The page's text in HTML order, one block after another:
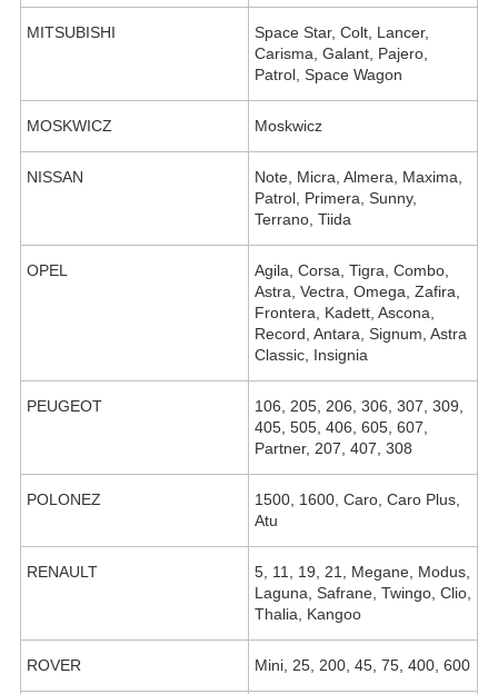
MITSUBISHI
Space Star, Colt, Lancer,
Carisma, Galant, Pajero,
Patrol, Space Wagon
MOSKWICZ Moskwicz
NISSAN
Note, Micra, Almera, Maxima,
Patrol, Primera, Sunny,
Terrano, Tiida
OPEL
Agila, Corsa, Tigra, Combo,
Astra, Vectra, Omega, Zafira,
Frontera, Kadett, Ascona,
Record, Antara, Signum, Astra
Classic, Insignia
PEUGEOT
106, 205, 206, 306, 307, 309,
405, 505, 406, 605, 607,
Partner, 207, 407, 308
POLONEZ
1500, 1600, Caro, Caro Plus,
Atu
RENAULT
5, 11, 19, 21, Megane, Modus,
Laguna, Safrane, Twingo, Clio,
Thalia, Kangoo
ROVER Mini, 25, 200, 45, 75, 400, 600